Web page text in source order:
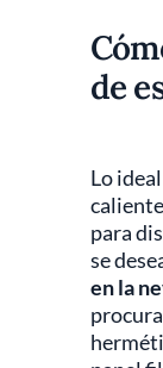
de
Lo
para
se
en la